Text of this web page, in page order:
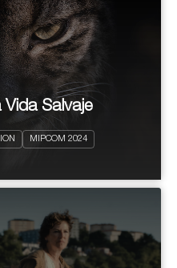
Salvaje
MIPCOM 2024